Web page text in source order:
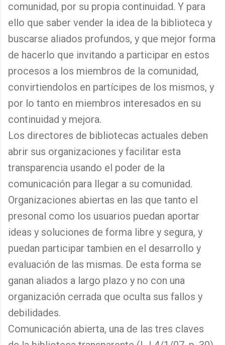
comunidad, por su propia continuidad. Y para
ello que saber vender la idea de la biblioteca y
buscarse aliados profundos, y que mejor forma
de hacerlo que invitando a participar en estos
procesos a los miembros de la comunidad,
convirtiendolos en partícipes de los mismos, y
por lo tanto en miembros interesados en su
continuidad y mejora.
Los directores de bibliotecas actuales deben
abrir sus organizaciones y facilitar esta
transparencia usando el poder de la
comunicación para llegar a su comunidad.
Organizaciones abiertas en las que tanto el
presonal como los usuarios puedan aportar
ideas y soluciones de forma libre y segura, y
puedan participar tambien en el desarrollo y
evaluación de las mismas. De esta forma se
ganan aliados a largo plazo y no con una
organización cerrada que oculta sus fallos y
debilidades.
Comunicación abierta, una de las tres claves